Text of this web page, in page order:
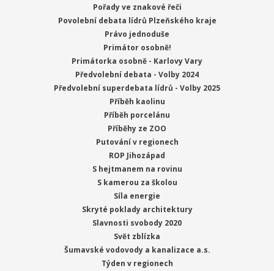
Pořady ve znakové řeči
Povolební debata lídrů Plzeňského kraje
Právo jednoduše
Primátor osobně!
Primátorka osobně - Karlovy Vary
Předvolební debata - Volby 2024
Předvolební superdebata lídrů - Volby 2025
Příběh kaolinu
Příběh porcelánu
Příběhy ze ZOO
Putování v regionech
ROP Jihozápad
S hejtmanem na rovinu
S kamerou za školou
Síla energie
Skryté poklady architektury
Slavnosti svobody 2020
Svět zblízka
Šumavské vodovody a kanalizace a.s.
Týden v regionech